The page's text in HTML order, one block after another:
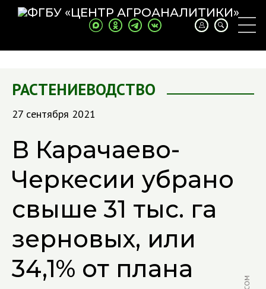
РАСТЕНИЕВОДСТВО
27 сентября 2021
В Карачаево-
Черкесии убрано
свыше 31 тыс. га
зерновых, или
34,1% от плана